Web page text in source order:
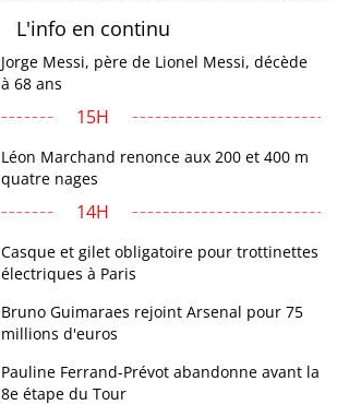
L'info en continu
Jorge Messi, père de Lionel Messi, décède
à 68 ans
15H
Léon Marchand renonce aux 200 et 400 m
quatre nages
14H
Casque et gilet obligatoire pour trottinettes
électriques à Paris
Bruno Guimaraes rejoint Arsenal pour 75
millions d'euros
Pauline Ferrand-Prévot abandonne avant la
8e étape du Tour